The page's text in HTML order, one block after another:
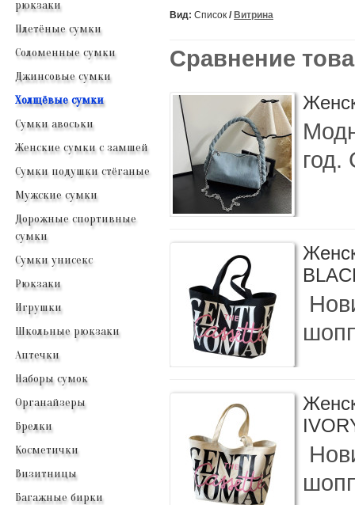
рюкзаки
Плетёные сумки
Соломенные сумки
Джинсовые сумки
Холщёвые сумки
Сумки авоськи
Женские сумки с замшей
Сумки подушки стёганые
Мужские сумки
Дорожные спортивные
сумки
Сумки унисекс
Рюкзаки
Игрушки
Школьные рюкзаки
Аптечки
Наборы сумок
Органайзеры
Брелки
Косметички
Визитницы
Багажные бирки
Вид: Список / Витрина
Сравнение
год.